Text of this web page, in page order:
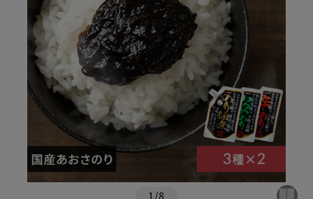
1 /8
カートに入れる 購入手続きへ